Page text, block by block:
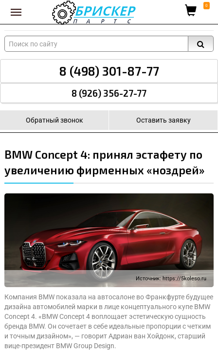
Вход для поставщиков 0
8 (498) 301-87-77
8 (926) 356-27-77
Обратный звонок Оставить заявку
BMW Concept 4: принял эстафету по
увеличению фирменных «ноздрей»
Источник: https://5koleso.ru
Компания BMW показала на автосалоне во Франкфурте будущее
дизайна автомобилей марки в лице концептуального купе BMW
Concept 4. «BMW Concept 4 воплощает эстетическую сущность
бренда BMW. Он сочетает в себе идеальные пропорции с четким
и точным дизайном», — говорит Адриан ван Хойдонк, старший
вице-президент BMW Group Design.